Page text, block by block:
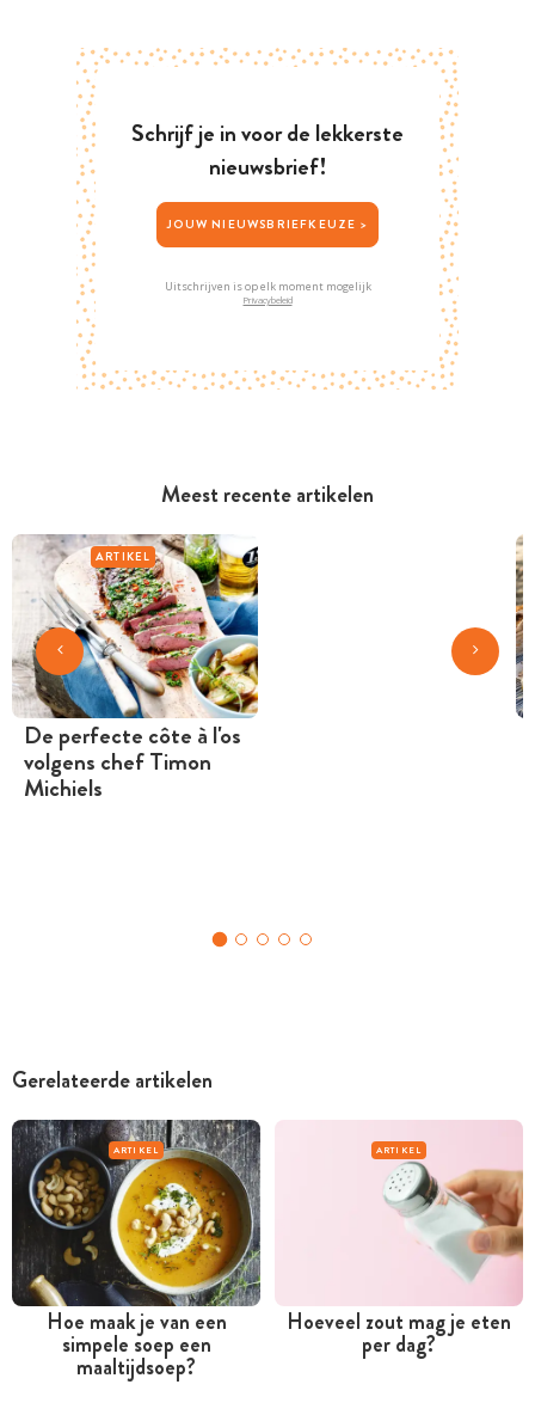
Meest recente artikelen
ARTIKEL
De perfecte côte à l'os
volgens chef Timon
Michiels
Schrijf je in voor de lekkerste
nieuwsbrief!
JOUW NIEUWSBRIEFKEUZE >
Uitschrijven is op elk moment mogelijk
Privacybeleid
Gerelateerde artikelen
ARTIKEL
Hoe maak je van een
simpele soep een
maaltijdsoep?
ARTIKEL
Hoeveel zout mag je eten
per dag?